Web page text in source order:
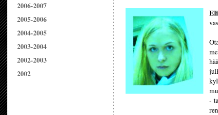
2006-2007
2005-2006
2004-2005
2003-2004
2002-2003
2002
-